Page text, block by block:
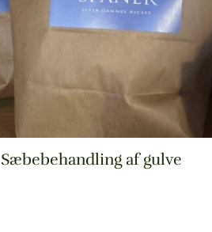
Sæbebehandling af gulve